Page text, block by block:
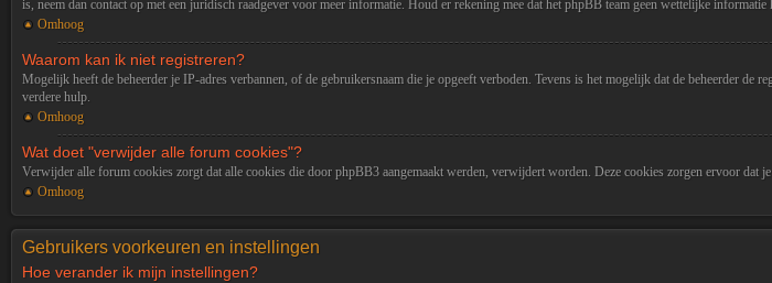
is, neem dan contact op met een juridisch raadgever voor meer informatie. Houd er rekening mee dat het phpBB team geen wettelijke
Omhoog
Waarom kan ik niet registreren?
Mogelijk heeft de beheerder je IP-adres verbannen, of de gebruikersnaam die je opgeeft verboden. Tevens is het mogelijk dat de beheerder
verdere hulp.
Omhoog
Wat doet "verwijder alle forum cookies"?
Verwijder alle forum cookies zorgt dat alle cookies die door phpBB3 aangemaakt werden, verwijdert worden. Deze cookies zorgen ervoor dat
Omhoog
Gebruikers voorkeuren en instellingen
Hoe verander ik mijn instellingen?